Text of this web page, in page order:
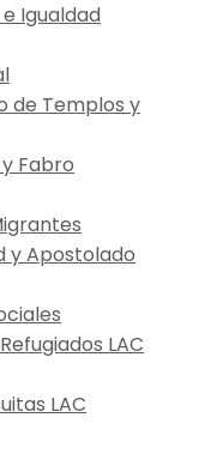
Igualdad
de Templos y
Fabro
y Apostolado
LAC
LAC